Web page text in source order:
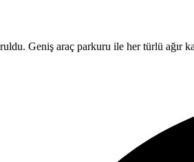
Geniş araç parkuru ile her türlü ağır